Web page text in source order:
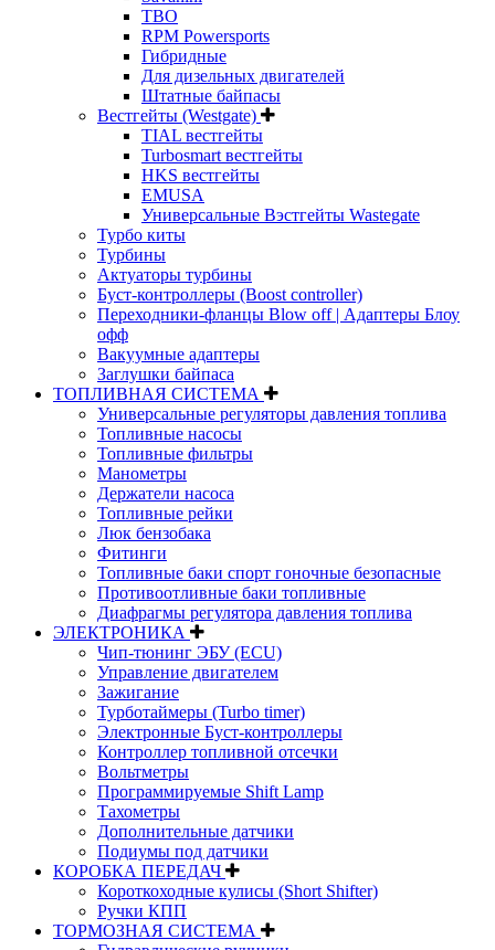
TBO
RPM Powersports
Гибридные
Для дизельных двигателей
Штатные байпасы
Вестгейты (Westgate)
TIAL вестгейты
Turbosmart вестгейты
HKS вестгейты
EMUSA
Универсальные Вэстгейты Wastegate
Турбо киты
Турбины
Актуаторы турбины
Буст-контроллеры (Boost controller)
Переходники-фланцы Blow off | Адаптеры Блоу
офф
Вакуумные адаптеры
Заглушки байпаса
ТОПЛИВНАЯ СИСТЕМА
Универсальные регуляторы давления топлива
Топливные насосы
Топливные фильтры
Манометры
Держатели насоса
Топливные рейки
Люк бензобака
Фитинги
Топливные баки спорт гоночные безопасные
Противоотливные баки топливные
Диафрагмы регулятора давления топлива
ЭЛЕКТРОНИКА
Чип-тюнинг ЭБУ (ECU)
Управление двигателем
Зажигание
Турботаймеры (Turbo timer)
Электронные Буст-контроллеры
Контроллер топливной отсечки
Вольтметры
Программируемые Shift Lamp
Тахометры
Дополнительные датчики
Подиумы под датчики
КОРОБКА ПЕРЕДАЧ
Короткоходные кулисы (Short Shifter)
Ручки КПП
ТОРМОЗНАЯ СИСТЕМА